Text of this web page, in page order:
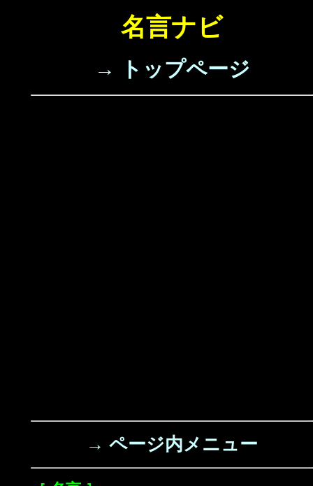
名言ナビ
→ トップページ
→ ページ内メニュー